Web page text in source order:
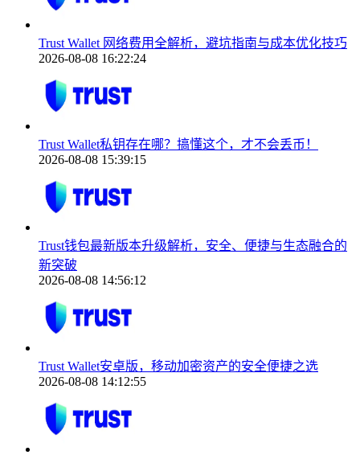
Trust Wallet 网络费用全解析，避坑指南与成本优化技巧
2026-08-08 16:22:24
Trust Wallet私钥存在哪？搞懂这个，才不会丢币！
2026-08-08 15:39:15
Trust钱包最新版本升级解析，安全、便捷与生态融合的
新突破
2026-08-08 14:56:12
Trust Wallet安卓版，移动加密资产的安全便捷之选
2026-08-08 14:12:55